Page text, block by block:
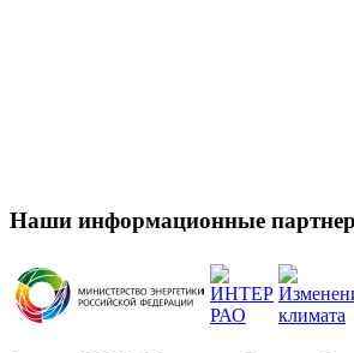
Наши информационные